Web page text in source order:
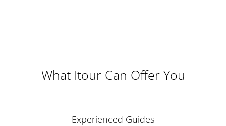
What Itour Can Offer You
Experienced Guides